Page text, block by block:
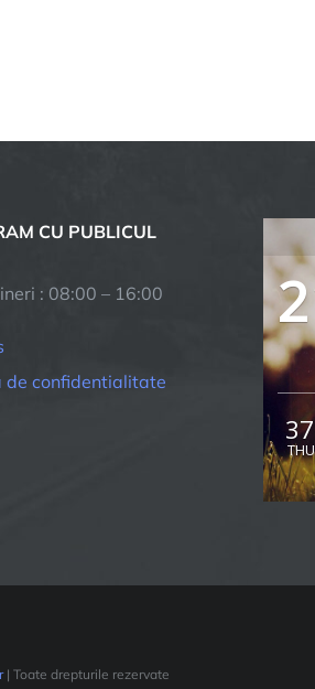
CU PUBLICUL
: 08:00 – 16:00
de confidentialitate
37
THU
| Toate drepturile rezervate